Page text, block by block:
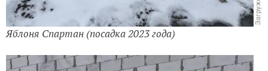
Яблоня Спартан (посадка 2023 года)